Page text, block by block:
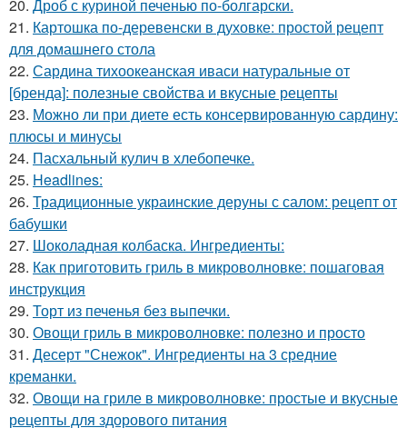
20. Дроб с куриной печенью по-болгарски.
21. Картошка по-деревенски в духовке: простой рецепт
для домашнего стола
22. Сардина тихоокеанская иваси натуральные от
[бренда]: полезные свойства и вкусные рецепты
23. Можно ли при диете есть консервированную сардину:
плюсы и минусы
24. Пасхальный кулич в хлебопечке.
25. Headlines:
26. Традиционные украинские деруны с салом: рецепт от
бабушки
27. Шоколадная колбаска. Ингредиенты:
28. Как приготовить гриль в микроволновке: пошаговая
инструкция
29. Торт из печенья без выпечки.
30. Овощи гриль в микроволновке: полезно и просто
31. Десерт "Снежок". Ингредиенты на 3 средние
креманки.
32. Овощи на гриле в микроволновке: простые и вкусные
рецепты для здорового питания